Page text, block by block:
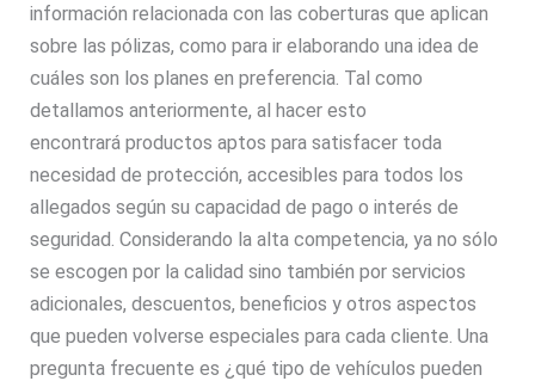
información relacionada con las coberturas que aplican
sobre las pólizas, como para ir elaborando una idea de
cuáles son los planes en preferencia. Tal como
detallamos anteriormente, al hacer esto
encontrará productos aptos para satisfacer toda
necesidad de protección, accesibles para todos los
allegados según su capacidad de pago o interés de
seguridad. Considerando la alta competencia, ya no sólo
se escogen por la calidad sino también por servicios
adicionales, descuentos, beneficios y otros aspectos
que pueden volverse especiales para cada cliente. Una
pregunta frecuente es ¿qué tipo de vehículos pueden